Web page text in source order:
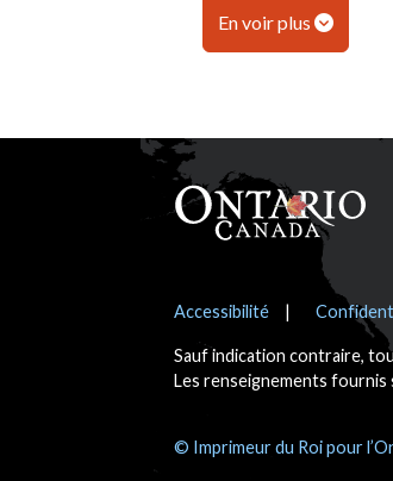
En voir plus
Pied de page
Avis
Accessibilité
Sauf indication contraire,
Les renseignements fournis
© Imprimeur du Roi pour